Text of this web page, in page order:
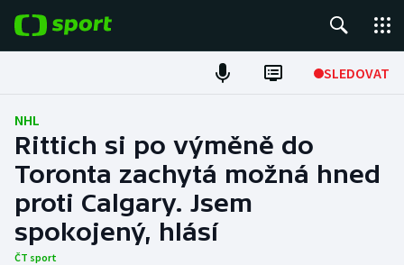
SLEDOVAT
Fotbal
Hokej
Tenis
Atletika
NHL
Rittich si po výměně do
Toronta zachytá možná hned
proti Calgary. Jsem
spokojený, hlásí
ČT sport